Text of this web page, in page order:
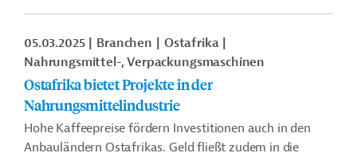
05.03.2025 Branchen
Ostafrika
Nahrungsmittel-, Verpackungsmaschinen
Ostafrika bietet Projekte in der
Nahrungsmittelindustrie
Hohe Kaffeepreise fördern Investitionen auch in den
Anbauländern Ostafrikas. Geld fließt zudem in die